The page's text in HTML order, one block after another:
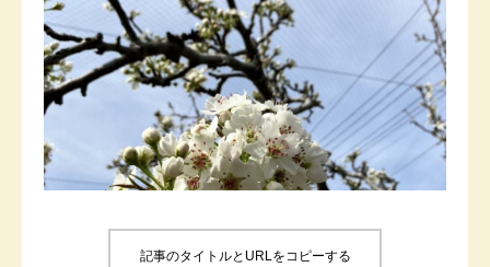
記事のタイトルとURLをコピーする
求人情報
農園情報
お知らせ